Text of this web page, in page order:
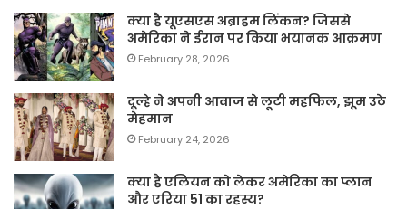
क्या है यूएसएस अब्राहम लिंकन? जिससे
अमेरिका ने ईरान पर किया भयानक आक्रमण
February 28, 2026
दूल्हे ने अपनी आवाज से लूटी महफिल, झूम उठे
मेहमान
February 24, 2026
क्या है एलियन को लेकर अमेरिका का प्लान
और एरिया 51 का रहस्य?